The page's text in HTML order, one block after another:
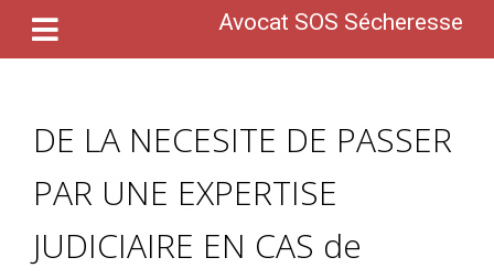
Avocat SOS Sécheresse
DE LA NECESITE DE PASSER
PAR UNE EXPERTISE
JUDICIAIRE EN CAS de